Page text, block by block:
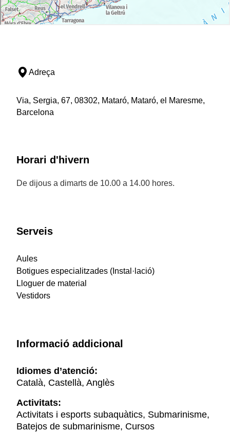
Adreça
Via, Sergia, 67, 08302, Mataró, Mataró, el Maresme,
Barcelona
Horari d'hivern
De dijous a dimarts de 10.00 a 14.00 hores.
Serveis
Aules
Botigues especialitzades (Instal·lació)
Lloguer de material
Vestidors
Informació addicional
Idiomes d’atenció:
Català, Castellà, Anglès
Activitats:
Activitats i esports subaquàtics, Submarinisme,
Batejos de submarinisme, Cursos